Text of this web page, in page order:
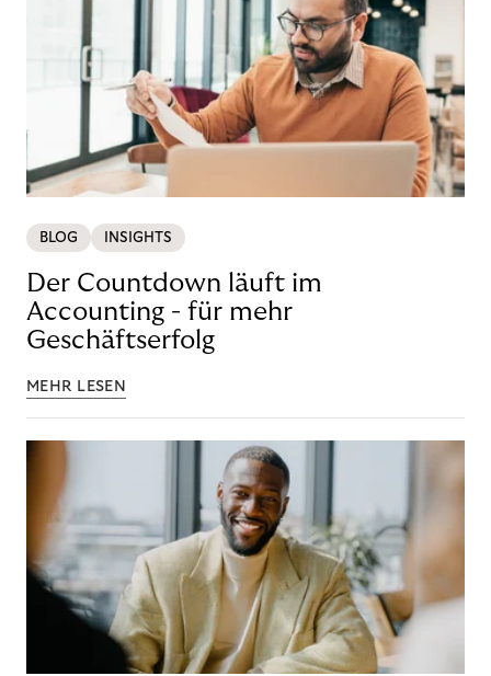
BLOG INSIGHTS
Der Countdown läuft im
Accounting - für mehr
Geschäftserfolg
MEHR LESEN